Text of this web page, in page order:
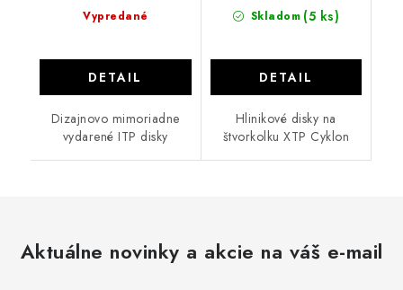
Vypredané
DETAIL
Dizajnovo mimoriadne
vydarené ITP disky
Skladom (5 ks)
DETAIL
Hlinikové disky na
štvorkolku XTP Cyklon
Aktuálne novinky a akcie na váš e-mail